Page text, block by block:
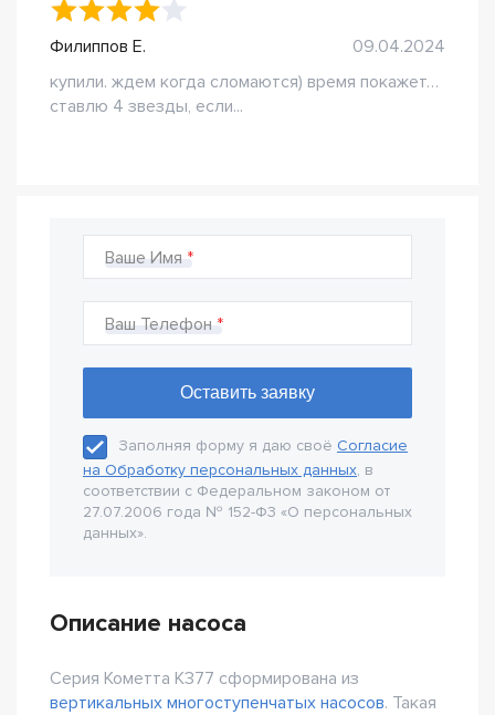
Филиппов Е.
09.04.2024
купили. ждем когда сломаются) время покажет…
ставлю 4 звезды, если...
Ваше Имя
Ваш Телефон
Заполняя форму я даю своё Согласие
на Обработку персональных данных, в
соответствии с Федеральном законом от
27.07.2006 года № 152-Ф3 «О персональных
данных».
Описание насоса
Серия Кометта К377 сформирована из
вертикальных многоступенчатых насосов. Такая